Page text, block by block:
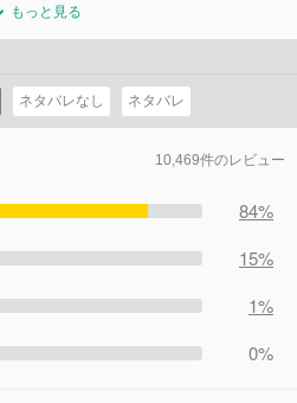
それでも、青山は“ヒーロー”とし
に引き裂かれんとしているオー
爆豪とAFOの戦いが始まる!!
もっと見る
ネタバレなし ネタバレ
10,469件のレビュー
84%
15%
1%
0%